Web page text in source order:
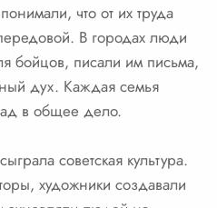
что от их труда
В городах люди
бойцов, писали им письма,
дух. Каждая семья
в общее дело.
советская культура.
художники создавали